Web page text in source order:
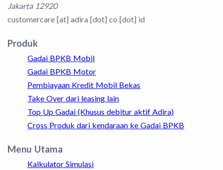
Jakarta 12920
customercare [at] adira [dot] co [dot] id
Produk
Gadai BPKB Mobil
Gadai BPKB Motor
Pembiayaan Kredit Mobil Bekas
Take Over dari leasing lain
Top Up Gadai (Khusus debitur aktif Adira)
Cross Produk dari kendaraan ke Gadai BPKB
Menu Utama
Kalkulator Simulasi